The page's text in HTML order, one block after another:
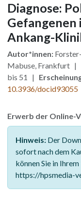
Diagnose:
Gefangenen
Ankang-
Autor*innen:
Mabuse, Frankfurt |
bis 51 |
10.3936/docid93055
Erwerb der Online-
Hinweis: Der
sofort nach dem
können Sie in
https://hpsmedia-